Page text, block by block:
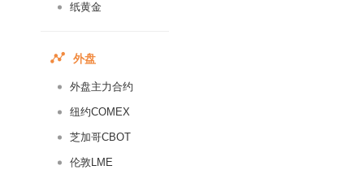
纸黄金
外盘
外盘主力合约
纽约COMEX
芝加哥CBOT
伦敦LME